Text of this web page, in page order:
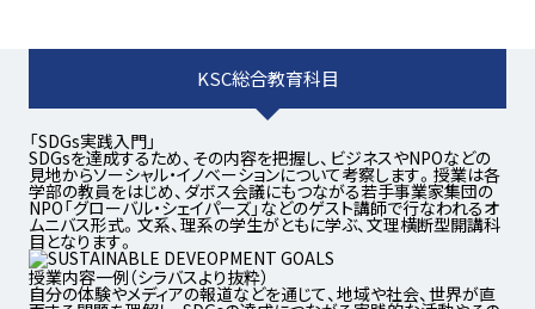
KSC総合教育科目
「SDGs実践入門」
SDGsを達成するため、その内容を把握し、ビジネスやNPOなどの
見地からソーシャル・イノベーションについて考察します。授業は各
学部の教員をはじめ、ダボス会議にもつながる若手事業家集団の
NPO「グローバル・シェイパーズ」などのゲスト講師で行なわれるオ
ムニバス形式。文系、理系の学生がともに学ぶ、文理横断型開講科
目となります。
授業内容一例（シラバスより抜粋）
自分の体験やメディアの報道などを通じて、地域や社会、世界が直